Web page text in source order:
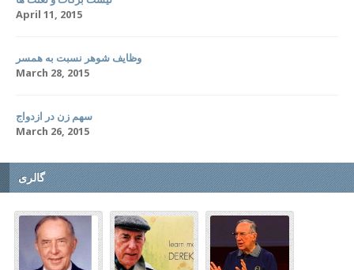
April 11, 2015
وظایف شوهر نسبت به همسر
March 28, 2015
سهم زن در ازدواج
March 26, 2015
گالری